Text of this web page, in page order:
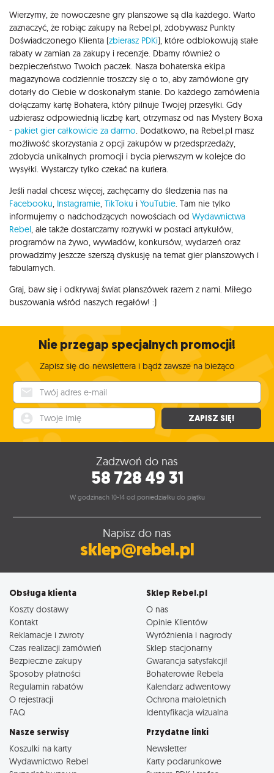
Wierzymy, że nowoczesne gry planszowe są dla każdego. Warto
zaznaczyć, że robiąc zakupy na Rebel.pl, zdobywasz Punkty
Doświadczonego Klienta (zbierasz PDKi), które odblokowują stałe
rabaty w zamian za zakupy i recenzje. Dbamy również o
bezpieczeństwo Twoich paczek. Nasza bohaterska ekipa
magazynowa codziennie troszczy się o to, aby zamówione gry
dotarły do Ciebie w doskonałym stanie. Do każdego zamówienia
dołączamy kartę Bohatera, który pilnuje Twojej przesyłki. Gdy
uzbierasz odpowiednią liczbę kart, otrzymasz od nas Mystery Boxa
- pakiet gier całkowicie za darmo. Dodatkowo, na Rebel.pl masz
możliwość skorzystania z opcji zakupów w przedsprzedaży,
zdobycia unikalnych promocji i bycia pierwszym w kolejce do
wysyłki. Wystarczy tylko czekać na kuriera.
Jeśli nadal chcesz więcej, zachęcamy do śledzenia nas na
Facebooku, Instagramie, TikToku i YouTubie. Tam nie tylko
informujemy o nadchodzących nowościach od Wydawnictwa
Rebel, ale także dostarczamy rozrywki w postaci artykułów,
programów na żywo, wywiadów, konkursów, wydarzeń oraz
prowadzimy jeszcze szerszą dyskusję na temat gier planszowych i
fabularnych.
Graj, baw się i odkrywaj świat planszówek razem z nami. Miłego
buszowania wśród naszych regałów! :)
Nie przegap specjalnych promocji!
Zapisz się do newslettera i bądź zawsze na bieżąco
ZAPISZ SIĘ!
Zadzwoń do nas
58 728 49 31
W godzinach 10-14 od poniedziałku do piątku
Napisz do nas
sklep@rebel.pl
Obsługa klienta
Koszty dostawy
Kontakt
Reklamacje i zwroty
Czas realizacji zamówień
Bezpieczne zakupy
Sposoby płatności
Regulamin rabatów
O rejestracji
FAQ
Sklep Rebel.pl
O nas
Opinie Klientów
Wyróżnienia i nagrody
Sklep stacjonarny
Gwarancja satysfakcji!
Bohaterowie Rebela
Kalendarz adwentowy
Ochrona małoletnich
Identyfikacja wizualna
Nasze serwisy
Koszulki na karty
Wydawnictwo Rebel
Przydatne linki
Newsletter
Karty podarunkowe